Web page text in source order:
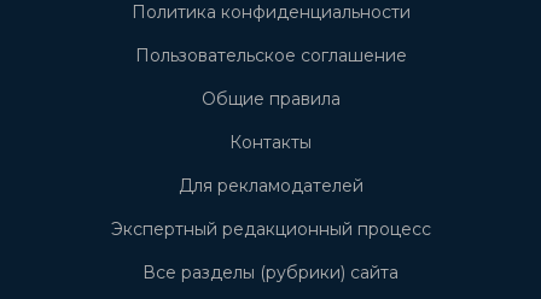
Политика конфиденциальности
Пользовательское соглашение
Общие правила
Контакты
Для рекламодателей
Экспертный редакционный процесс
Все разделы (рубрики) сайта